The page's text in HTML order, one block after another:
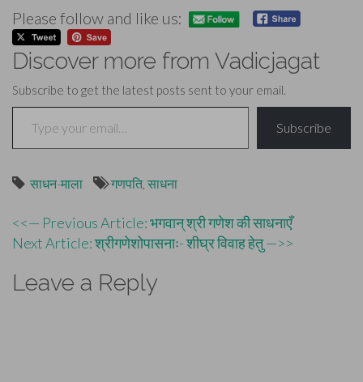
Please follow and like us:
Discover more from Vadicjagat
Subscribe to get the latest posts sent to your email.
Type your email…
Subscribe
साधन-माला गणपति, साधना
Post
navigation
<<— Previous Article: भगवान् श्री गणेश की साधनाएँ
Next Article: श्रीगणेशोपासनाः- शीघ्र विवाह हेतु —>>
Leave a Reply